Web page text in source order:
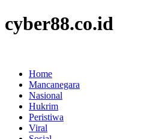
cyber88.co.id
Home
Mancanegara
Nasional
Hukrim
Peristiwa
Viral